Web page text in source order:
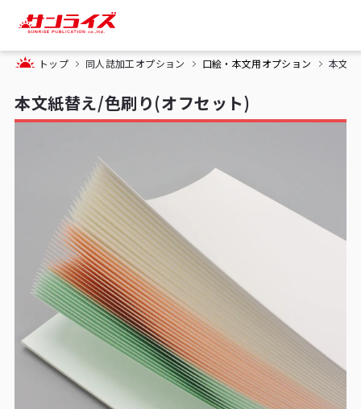
トップ 同人誌加工オプション 口絵・本文用オプション 本文
本文紙替え/色刷り(オフセット)